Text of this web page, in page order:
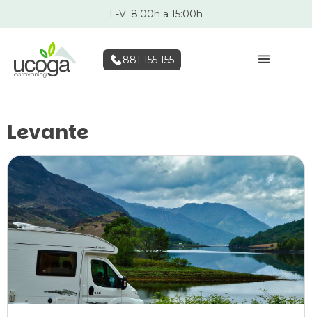
L-V: 8:00h a 15:00h
881 155 155
Levante